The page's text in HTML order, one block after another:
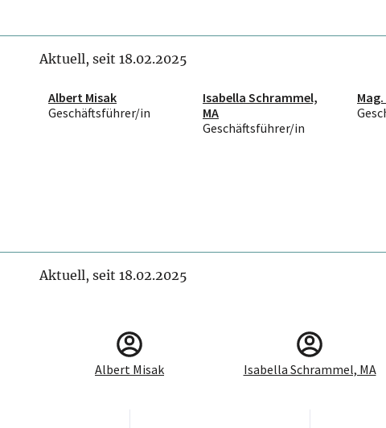
Aktuell, seit 18.02.2025
Albert Misak
Geschäftsführer/in
Isabella Schrammel,
MA
Geschäftsführer/in
Aktuell, seit 18.02.2025
Albert Misak Isabella Schrammel, MA